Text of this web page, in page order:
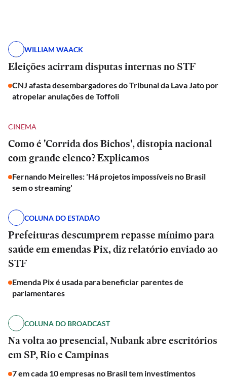
WILLIAM WAACK
Eleições acirram disputas internas no STF
CNJ afasta desembargadores do Tribunal da Lava Jato por
atropelar anulações de Toffoli
CINEMA
Como é 'Corrida dos Bichos', distopia nacional
com grande elenco? Explicamos
Fernando Meirelles: 'Há projetos impossíveis no Brasil
sem o streaming'
COLUNA DO ESTADÃO
Prefeituras descumprem repasse mínimo para
saúde em emendas Pix, diz relatório enviado ao
STF
Emenda Pix é usada para beneficiar parentes de
parlamentares
COLUNA DO BROADCAST
Na volta ao presencial, Nubank abre escritórios
em SP, Rio e Campinas
7 em cada 10 empresas no Brasil tem investimentos